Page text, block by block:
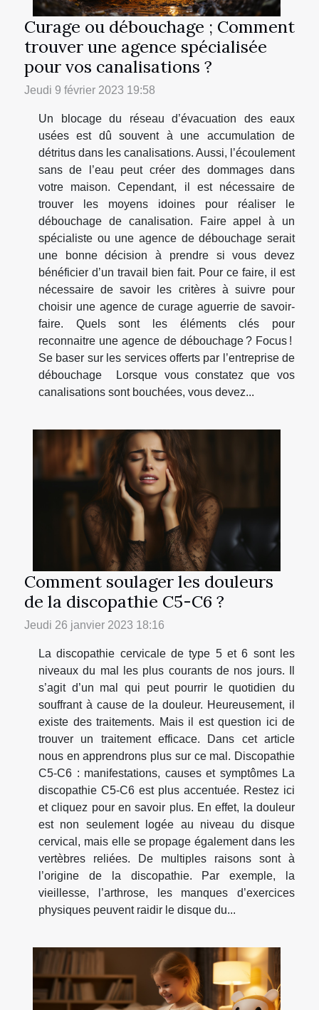
Curage ou débouchage ; Comment
trouver une agence spécialisée
pour vos canalisations ?
Jeudi 9 février 2023 19:58
Un blocage du réseau d’évacuation des eaux
usées est dû souvent à une accumulation de
détritus dans les canalisations. Aussi, l’écoulement
sans de l’eau peut créer des dommages dans
votre maison. Cependant, il est nécessaire de
trouver les moyens idoines pour réaliser le
débouchage de canalisation. Faire appel à un
spécialiste ou une agence de débouchage serait
une bonne décision à prendre si vous devez
bénéficier d’un travail bien fait. Pour ce faire, il est
nécessaire de savoir les critères à suivre pour
choisir une agence de curage aguerrie de savoir-
faire. Quels sont les éléments clés pour
reconnaitre une agence de débouchage ? Focus !
Se baser sur les services offerts par l’entreprise de
débouchage Lorsque vous constatez que vos
canalisations sont bouchées, vous devez...
Comment soulager les douleurs
de la discopathie C5-C6 ?
Jeudi 26 janvier 2023 18:16
La discopathie cervicale de type 5 et 6 sont les
niveaux du mal les plus courants de nos jours. Il
s’agit d’un mal qui peut pourrir le quotidien du
souffrant à cause de la douleur. Heureusement, il
existe des traitements. Mais il est question ici de
trouver un traitement efficace. Dans cet article
nous en apprendrons plus sur ce mal. Discopathie
C5-C6 : manifestations, causes et symptômes La
discopathie C5-C6 est plus accentuée. Restez ici
et cliquez pour en savoir plus. En effet, la douleur
est non seulement logée au niveau du disque
cervical, mais elle se propage également dans les
vertèbres reliées. De multiples raisons sont à
l’origine de la discopathie. Par exemple, la
vieillesse, l’arthrose, les manques d’exercices
physiques peuvent raidir le disque du...